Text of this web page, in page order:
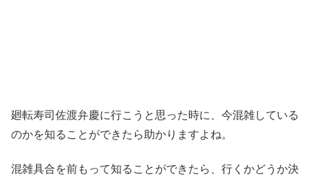
廻転寿司佐渡弁慶に行こうと思った時に、今混雑している
のかを知ることができたら助かりますよね。
混雑具合を前もって知ることができたら、行くかどうか決